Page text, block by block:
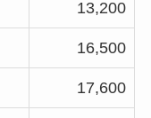
13,200
16,500
17,600